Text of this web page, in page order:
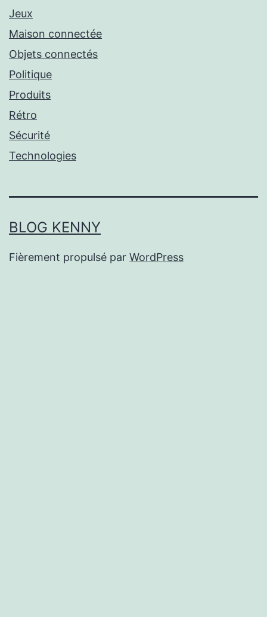
Jeux
Maison connectée
Objets connectés
Politique
Produits
Rétro
Sécurité
Technologies
BLOG KENNY
Fièrement propulsé par WordPress